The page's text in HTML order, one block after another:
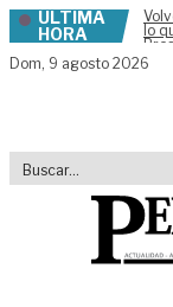
Skip to content
ÚLTIMA
HORA
lo
Dom, 9 agosto 2026